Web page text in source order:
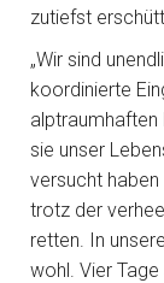
zutiefst
„Wir sind
koordinierte
alptraumhaften
sie unser
versucht
trotz der
retten. In
wohl. Vier